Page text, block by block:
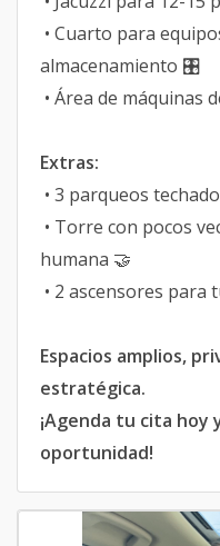
• Cuarto para
almacenamiento 🎛
• Área de máquinas
Extras:
• 3 parqueos
• Torre con pocos
humana 🤝
• 2 ascensores para
Espacios amplios,
estratégica.
¡Agenda tu cita hoy
oportunidad!